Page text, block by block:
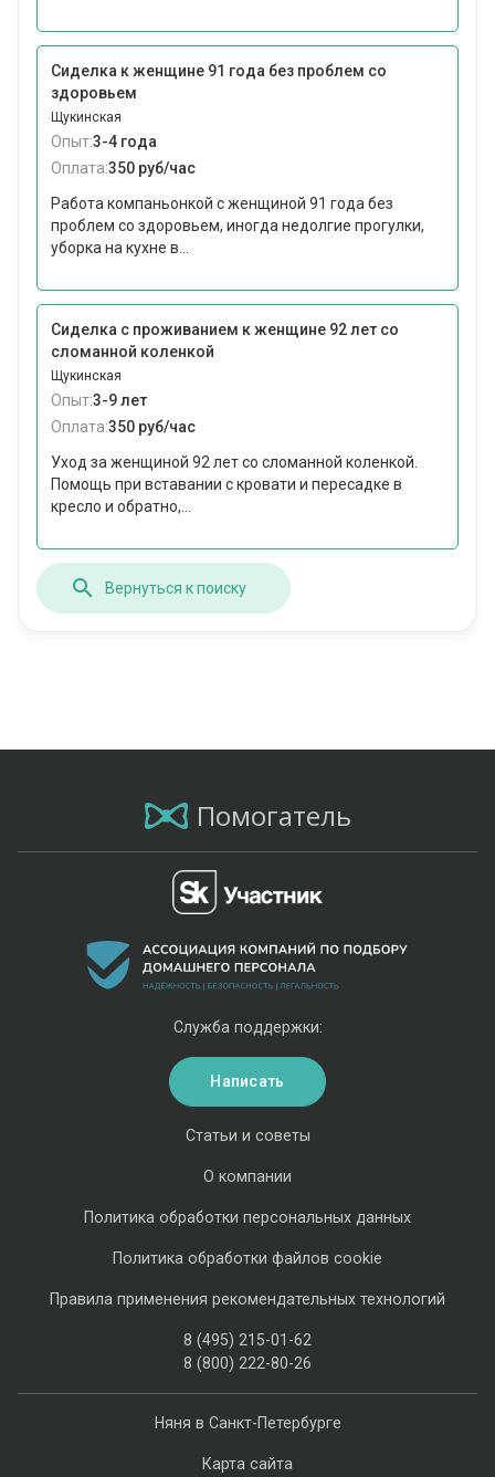
Сиделка к женщине 91 года без проблем со
здоровьем
Щукинская
Опыт:3-4 года
Оплата:350 руб/час
Работа компаньонкой с женщиной 91 года без
проблем со здоровьем, иногда недолгие прогулки,
уборка на кухне в...
Сиделка с проживанием к женщине 92 лет со
сломанной коленкой
Щукинская
Опыт:3-9 лет
Оплата:350 руб/час
Уход за женщиной 92 лет со сломанной коленкой.
Помощь при вставании с кровати и пересадке в
кресло и обратно,...
Вернуться к поиску
Помогатель
Няня в Санкт-Петербурге
Карта сайта
Статьи и советы
О компании
Политика обработки персональных данных
Политика обработки файлов cookie
Правила применения рекомендательных технологий
8 (495) 215-01-62
8 (800) 222-80-26
Служба поддержки:
Написать